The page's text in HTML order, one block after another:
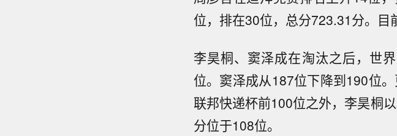
位，排在30位，总分723.31分。目
李昊桐、窦泽成在淘汰之后，世
位。窦泽成从187位下降到190位
联邦快递杯前100位之外，李昊桐
分位于108位。